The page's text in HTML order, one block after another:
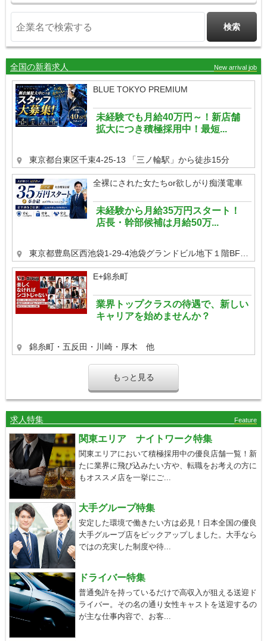
全国の新着求人 New arrival job
BLUE TOKYO PREMIUM
未経験でも月給40万円～！新店舗
拡大につき積極採用中！最短...
東京都台東区千束4-25-13 「三ノ輪駅」から徒歩15分
全裸にされた女たちor欲しがり痴漢電車
未経験から月給35万円スタート！
店長・幹部候補は月給50万...
E+錦糸町
業界トップクラスの待遇で、新しい
キャリアを始めませんか？
錦糸町・五反田・川崎・厚木 他
もっと見る
求人特集 Feature
関東エリア ナイトワーク特集
関東エリアにおいて積極採用中の優良店舗一覧！新
たに業界に飛び込みたい方や、転職をお考えの方に
もオススメ店を一挙にご...
大手グループ特集
安定した環境で働きたい方は必見！日本全国の優良
大手グループ店をピックアップしました。大手なら
ではの充実した制度や待...
ドライバー特集
普通免許を持っているだけで高収入が狙える送迎ド
ライバー。その名の通り女性キャストを送迎するの
が主な仕事内容で、お客...